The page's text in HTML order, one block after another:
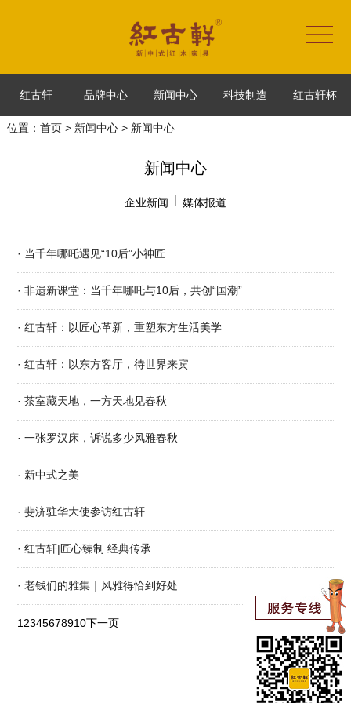
红古轩 品牌中心 新闻中心 科技制造 红古轩杯
位置： 首页> 新闻中心> 新闻中心
新闻中心
企业新闻 媒体报道
· 当千年哪吒遇见“10后”小神匠
· 非遗新课堂：当千年哪吒与10后，共创“国潮”
· 红古轩：以匠心革新，重塑东方生活美学
· 红古轩：以东方客厅，待世界来宾
· 茶室藏天地，一方天地见春秋
· 一张罗汉床，诉说多少风雅春秋
· 新中式之美
· 斐济驻华大使参访红古轩
· 红古轩|匠心臻制 经典传承
· 老钱们的雅集｜风雅得恰到好处
1 2345678910下一页